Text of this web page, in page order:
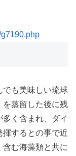
でも美味しい琉球
を蒸留した後に残
く含まれ、ダイ
揮するとの事で近
む海藻類と共に